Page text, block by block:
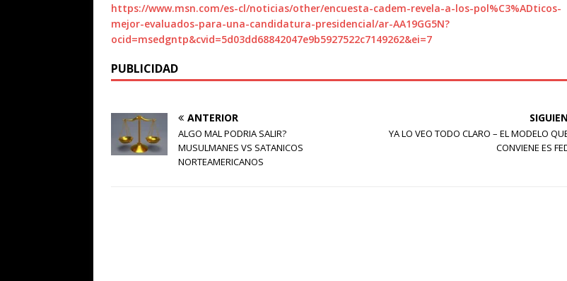
https://www.msn.com/es-cl/noticias/other/encuesta-cadem-revela-a-los-pol%C3%ADticos-
mejor-evaluados-para-una-candidatura-presidencial/ar-AA19GG5N?
ocid=msedgntp&cvid=5d03dd68842047e9b5927522c7149262&ei=7
PUBLICIDAD
ANTERIOR
ALGO MAL PODRIA SALIR?
MUSULMANES VS SATANICOS
NORTEAMERICANOS
YA LO VEO TODO CLARO – EL MODELO
CONVIENE ES